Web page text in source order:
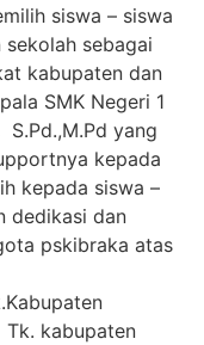
siswa – siswa
sebagai
kabupaten dan
SMK Negeri 1
S.Pd.,M.Pd yang
kepada
kepada siswa –
dedikasi dan
pskibraka atas
Tk. kabupaten